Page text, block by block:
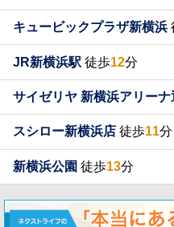
キュービックプラザ新横浜
JR新横浜駅 徒歩12分
サイゼリヤ 新横浜アリーナ
スシロー新横浜店 徒歩11分
新横浜公園 徒歩13分